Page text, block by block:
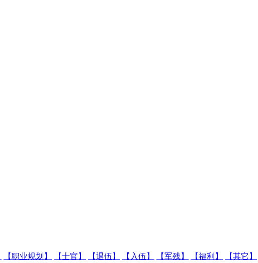
【职业规划】 【士官】 【退伍】 【入伍】 【军残】 【福利】 【其它】